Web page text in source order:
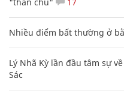
Nhiều điểm bất thường ở
Lý Nhã Kỳ lần đầu tâm sự
Sác